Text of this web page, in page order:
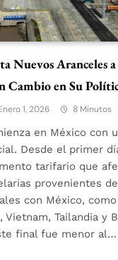
Nuevos Aranceles a
Cambio en Su
1, 2026 8 Minutos
en México con
Desde el primer
tarifario que
provenientes
con México, como
Vietnam, Tailandia y
final fue menor al…